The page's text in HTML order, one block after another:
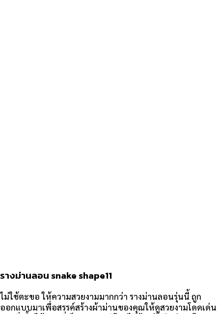
รางม่านลอน snake shape11
ไม่ใช้ตะขอ ให้ความสวยงามมากกว่า รางม่านลอนรุ่นนี้ ถูก
ออกแบบมาเพื่อสรรค์สร้างผ้าม่านของคุณให้ดูสวยงามโดดเด่น